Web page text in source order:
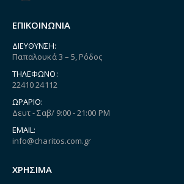
ΕΠΙΚΟΙΝΩΝΙΑ
ΔΙΕΎΘΥΝΣΗ:
Παπαλουκά 3 – 5, Ρόδος
ΤΗΛΈΦΩΝΟ:
22410 24112
ΩΡΆΡΙΟ:
Δευτ - Σαβ/ 9:00 - 21:00 PM
EMAIL:
info@charitos.com.gr
ΧΡΗΣΙΜΑ